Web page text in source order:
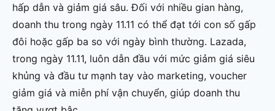
hấp dẫn và giảm giá sâu. Đối với nhiều gian hàng,
doanh thu trong ngày 11.11 có thể đạt tới con số gấp
đôi hoặc gấp ba so với ngày bình thường. Lazada,
trong ngày 11.11, luôn dẫn đầu với mức giảm giá siêu
khủng và đầu tư mạnh tay vào marketing, voucher
giảm giá và miễn phí vận chuyển, giúp doanh thu